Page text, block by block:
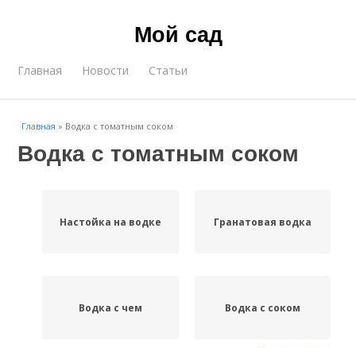
Мой сад
Главная Новости Статьи
Главная » Водка с томатным соком
Водка с томатным соком
Настойка на водке Гранатовая водка
Водка с чем Водка с соком